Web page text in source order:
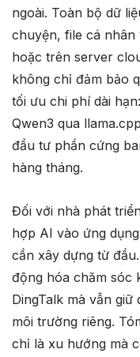
ngoài. Toàn bộ dữ
chuyện, file cá
hoặc trên server
không chỉ đảm bảo
tối ưu chi phí dài
Qwen3 qua
đầu tư phần cứng
hàng tháng.
Đối với nhà phát
hợp AI vào ứng
cần xây dựng từ
động hóa chăm sóc
DingTalk mà vẫn
môi trường riêng.
chỉ là xu hướng mà